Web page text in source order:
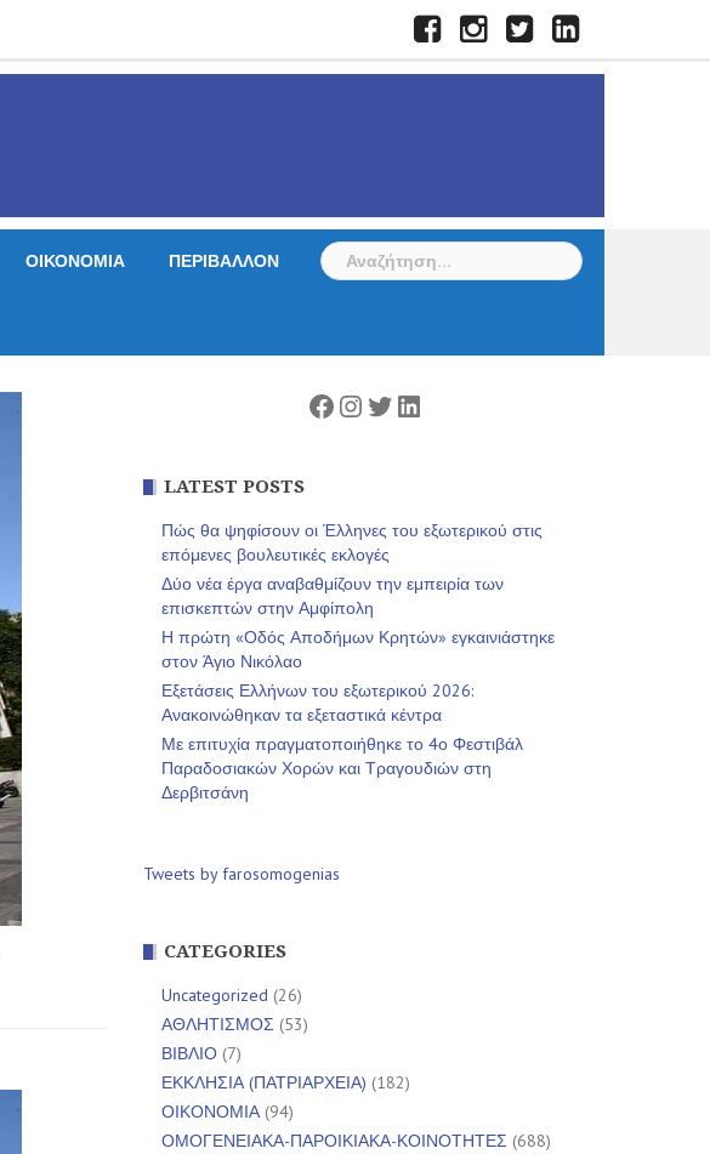
FacebookInstagramTwitterLinkedIn
ΟΙΚΟΝΟΜΙΑ ΠΕΡΙΒΑΛΛΟΝ
Αναζήτηση
για:
Facebook
Instagram
Twitter
Linkedin
LATEST POSTS
Πώς θα ψηφίσουν οι Έλληνες του εξωτερικού στις
επόμενες βουλευτικές εκλογές
Δύο νέα έργα αναβαθμίζουν την εμπειρία των
επισκεπτών στην Αμφίπολη
Η πρώτη «Οδός Αποδήμων Κρητών» εγκαινιάστηκε
στον Άγιο Νικόλαο
Εξετάσεις Ελλήνων του εξωτερικού 2026:
Ανακοινώθηκαν τα εξεταστικά κέντρα
Με επιτυχία πραγματοποιήθηκε το 4ο Φεστιβάλ
Παραδοσιακών Χορών και Τραγουδιών στη
Δερβιτσάνη
Tweets by farosomogenias
CATEGORIES
Uncategorized (26)
ΑΘΛΗΤΙΣΜΟΣ (53)
ΒΙΒΛΙΟ (7)
ΕΚΚΛΗΣΙΑ (ΠΑΤΡΙΑΡΧΕΙΑ) (182)
ΟΙΚΟΝΟΜΙΑ(94)
ΟΜΟΓΕΝΕΙΑΚΑ-ΠΑΡΟΙΚΙΑΚΑ-ΚΟΙΝΟΤΗΤΕΣ (688)